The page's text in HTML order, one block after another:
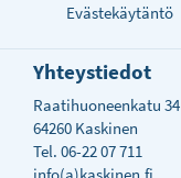
Evästekäytäntö
Yhteystiedot
Raatihuoneenkatu 34
64260 Kaskinen
Tel. 06-22 07 711